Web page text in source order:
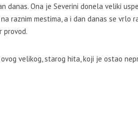
danas. Ona je Severini donela veliki
raznim mestima, a i dan danas se vrlo
provod.
velikog, starog hita, koji je ostao